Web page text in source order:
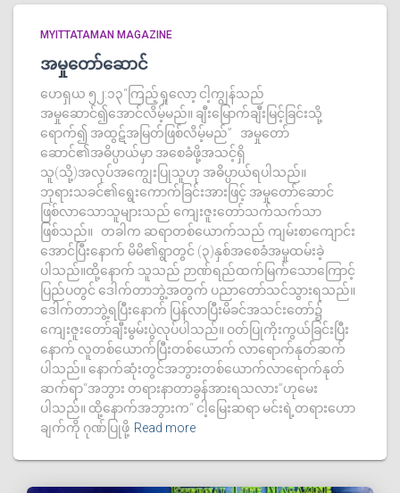
MYITTATAMAN MAGAZINE
အမှုတော်ဆောင်
ဟေရှယ ၅၂:၁၃“ကြည့်ရှုလော့ ငါ့ကျွန်သည်
အမှုဆောင်၍အောင်လိမ့်မည်။ ချီးမြောက်ချီးမြင့်ခြင်းသို့
ရောက်၍ အထွဋ်အမြတ်ဖြစ်လိမ့်မည်” အမှုတော်
ဆောင်၏အဓိပ္ပာယ်မှာ အစေခံဖို့အသင့်ရှိ
သူ(သို့)အလုပ်အကျွေးပြုသူဟု အဓိပ္ပာယ်ရပါသည်။
ဘုရားသခင်၏ရွေးကောက်ခြင်းအားဖြင့် အမှုတော်ဆောင်
ဖြစ်လာသောသူများသည် ကျေးဇူးတော်သက်သက်သာ
ဖြစ်သည်။ တခါက ဆရာတစ်ယောက်သည် ကျမ်းစာကျောင်း
အောင်ပြီးနောက် မိမိ၏ရွာတွင် (၃)နှစ်အစေခံအမှုထမ်းခဲ့
ပါသည်။ထို့နောက် သူသည် ဉာဏ်ရည်ထက်မြက်သောကြောင့်
ပြည်ပတွင် ဒေါက်တာဘွဲ့အတွက် ပညာတော်သင်သွားရသည်။
ဒေါက်တာဘွဲ့ရပြီးနောက် ပြန်လာပြီးမိခင်အသင်းတော်၌
ကျေးဇူးတော်ချီးမွမ်းပွဲလုပ်ပါသည်။ ဝတ်ပြုကိုးကွယ်ခြင်းပြီး
နောက် လူတစ်ယောက်ပြီးတစ်ယောက် လာရောက်နုတ်ဆက်
ပါသည်။ နောက်ဆုံးတွင်အဘွားတစ်ယောက်လာရောက်နုတ်
ဆက်ရာ“အဘွား တရားနာတာခွန်အားရသလား”ဟုမေး
ပါသည်။ ထို့နောက်အဘွားက“ ငါ့မြေးဆရာ မင်းရဲ့တရားဟော
ချက်ကို ဂုဏ်ပြုဖို့ Read more